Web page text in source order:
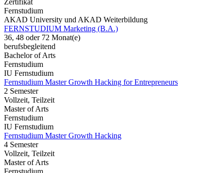
Zertifikat
Fernstudium
AKAD University und AKAD Weiterbildung
FERNSTUDIUM Marketing (B.A.)
36, 48 oder 72 Monat(e)
berufsbegleitend
Bachelor of Arts
Fernstudium
IU Fernstudium
Fernstudium Master Growth Hacking for Entrepreneurs
2 Semester
Vollzeit, Teilzeit
Master of Arts
Fernstudium
IU Fernstudium
Fernstudium Master Growth Hacking
4 Semester
Vollzeit, Teilzeit
Master of Arts